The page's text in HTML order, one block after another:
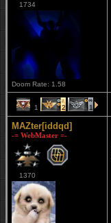
1734
Doom Rate: 1.58
1 2 1
MAZter[iddqd]
-= WebMaster =-
1370